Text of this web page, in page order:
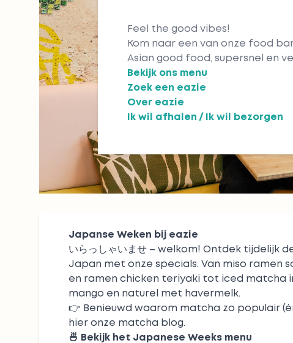
Feel the good vibes!
Kom naar een van onze food
Asian good food, supersnel en
Bekijk ons menu
Zoek een eazie
Over eazie
Ik wil afhalen / Ik wil bezorgen
Japanse Weken bij eazie
いらっしゃいませ – welkom! Ontdek tijdelijk
Japan met onze specials. Van miso ramen
en ramen chicken teriyaki tot iced matcha
mango en naturel
met havermelk.
👉 Benieuwd waarom matcha zo populair
hier onze matcha blog.
🍜 Bekijk het Japanese Weeks menu